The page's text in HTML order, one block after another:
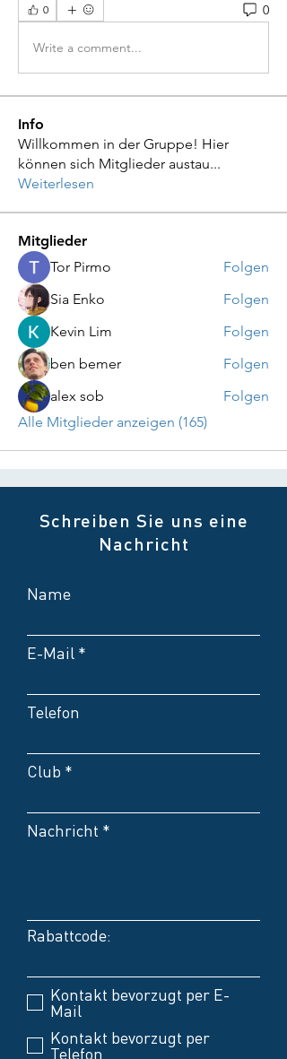
0 0
Write a comment...
Info
Willkommen in der Gruppe! Hier
können sich Mitglieder austau...
Weiterlesen
Mitglieder
Tor Pirmo
Folgen
Sia Enko
Folgen
Kevin Lim
Folgen
ben bemer
Folgen
alex sob
Folgen
Alle Mitglieder anzeigen (165)
Schreiben Sie uns eine
Nachricht
Name
E-Mail
Telefon
Club
Nachricht
Rabattcode:
Kontakt bevorzugt per E-
Mail
Kontakt bevorzugt per
Telefon